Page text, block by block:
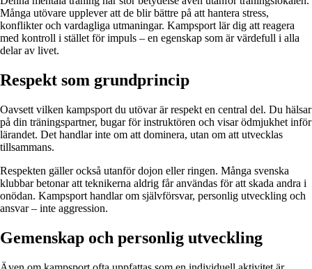
Många utövare upplever att de blir bättre på att hantera stress,
konflikter och vardagliga utmaningar. Kampsport lär dig att reagera
med kontroll i stället för impuls – en egenskap som är värdefull i alla
delar av livet.
Respekt som grundprincip
Oavsett vilken kampsport du utövar är respekt en central del. Du hälsar
på din träningspartner, bugar för instruktören och visar ödmjukhet inför
lärandet. Det handlar inte om att dominera, utan om att utvecklas
tillsammans.
Respekten gäller också utanför dojon eller ringen. Många svenska
klubbar betonar att teknikerna aldrig får användas för att skada andra i
onödan. Kampsport handlar om självförsvar, personlig utveckling och
ansvar – inte aggression.
Gemenskap och personlig utveckling